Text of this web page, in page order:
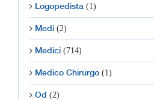
Logopedista (1)
Medi (2)
Medici (714)
Medico Chirurgo (1)
Od (2)